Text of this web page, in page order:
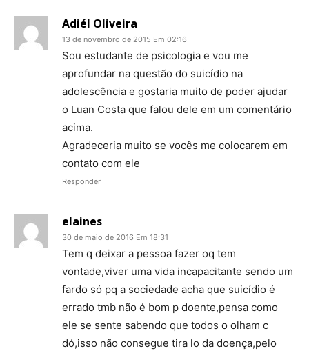
Adiél Oliveira
13 de novembro de 2015 Em 02:16
Sou estudante de psicologia e vou me
aprofundar na questão do suicídio na
adolescência e gostaria muito de poder ajudar
o Luan Costa que falou dele em um comentário
acima.
Agradeceria muito se vocês me colocarem em
contato com ele
Responder
elaines
30 de maio de 2016 Em 18:31
Tem q deixar a pessoa fazer oq tem
vontade,viver uma vida incapacitante sendo um
fardo só pq a sociedade acha que suicídio é
errado tmb não é bom p doente,pensa como
ele se sente sabendo que todos o olham c
dó,isso não consegue tira lo da doença,pelo